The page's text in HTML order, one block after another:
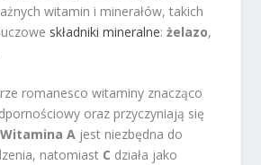
witamin i minerałów, takich
składniki mineralne:żelazo,
romanesco witaminy znacząco
oraz przyczyniają się
Witamina A jest niezbędna do
natomiast C działa jako